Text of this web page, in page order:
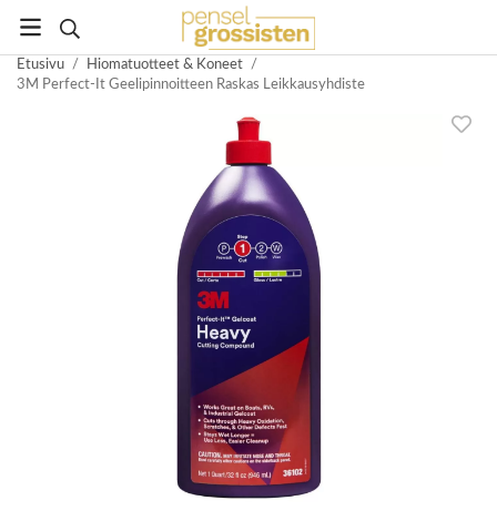
Etusivu / Hiomatuotteet & Koneet /
3M Perfect-It Geelipinnoitteen Raskas Leikkausyhdiste